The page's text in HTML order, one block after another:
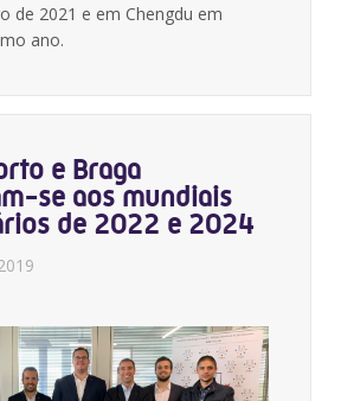
de 2021 e em Chengdu em
ano.
e Braga
se aos mundiais
de 2022 e 2024